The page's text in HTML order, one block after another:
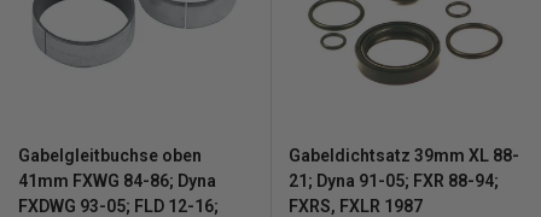
Gabelgleitbuchse oben
41mm FXWG 84-86; Dyna
FXDWG 93-05; FLD 12-16;
Gabeldichtsatz 39mm XL 88-
21; Dyna 91-05; FXR 88-94;
FXRS, FXLR 1987